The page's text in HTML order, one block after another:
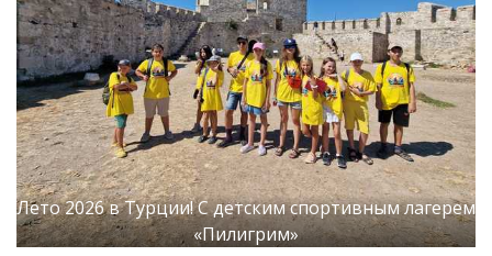
Лето 2026 в Турции! С детским спортивным лагерем
«Пилигрим»